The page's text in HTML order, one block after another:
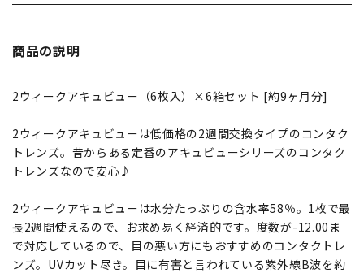
商品の説明
2ウィークアキュビュー（6枚入）×6箱セット [約9ヶ月分]
2ウィークアキュビューは低価格の2週間交換タイプのコンタク
トレンズ。昔からある定番のアキュビューシリーズのコンタク
トレンズなので安心♪
2ウィークアキュビューは水分たっぷりの含水率58％。1枚で最
長2週間使えるので、お求め易く経済的です。度数が-12.00ま
で対応しているので、目の悪い方にもおすすめのコンタクトレ
ンズ。UVカット尽き。目に有害と言われている紫外線B波を約